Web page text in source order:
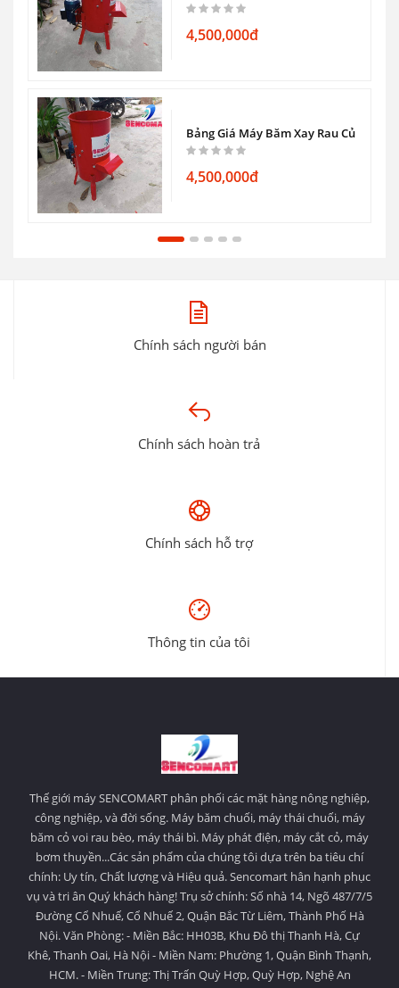
Chuẩn – Máy Kẹp Chì Bền Đẹp Giá Tốt
4,500,000đ
Bảng Giá Máy Băm Xay Rau Củ Quả
4,500,000đ
Chính sách người bán
Chính sách hoàn trả
Chính sách hỗ trợ
Thông tin của tôi
Thế giới máy SENCOMART phân phối các mặt hàng nông nghiệp,
công nghiệp, và đời sống. Máy băm chuối, máy thái chuối, máy
băm cỏ voi rau bèo, máy thái bì. Máy phát điện, máy cắt cỏ, máy
bơm thuyền...Các sản phẩm của chúng tôi dựa trên ba tiêu chí
chính: Uy tín, Chất lượng và Hiệu quả. Sencomart hân hạnh phục
vụ và tri ân Quý khách hàng! Trụ sở chính: Số nhà 14, Ngõ 487/7/5
Đường Cổ Nhuế, Cổ Nhuế 2, Quận Bắc Từ Liêm, Thành Phố Hà
Nội. Văn Phòng: - Miền Bắc: HH03B, Khu Đô thị Thanh Hà, Cự
Khê, Thanh Oai, Hà Nội - Miền Nam: Phường 1, Quận Bình Thạnh,
HCM. - Miền Trung: Thị Trấn Quỳ Hợp, Quỳ Hợp, Nghệ An